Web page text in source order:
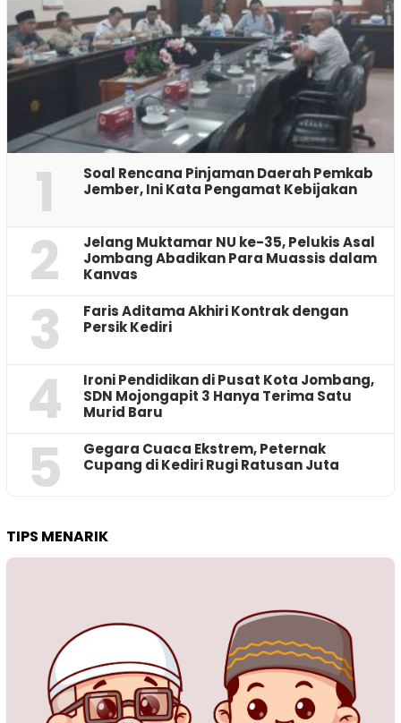
1
‎Soal Rencana Pinjaman Daerah Pemkab
Jember, Ini Kata Pengamat Kebijakan ‎
2
Jelang Muktamar NU ke-35, Pelukis Asal
Jombang Abadikan Para Muassis dalam
Kanvas
3
Faris Aditama Akhiri Kontrak dengan
Persik Kediri
4
Ironi Pendidikan di Pusat Kota Jombang,
SDN Mojongapit 3 Hanya Terima Satu
Murid Baru
5
‎Gegara Cuaca Ekstrem, Peternak
Cupang di Kediri Rugi Ratusan Juta
TIPS MENARIK